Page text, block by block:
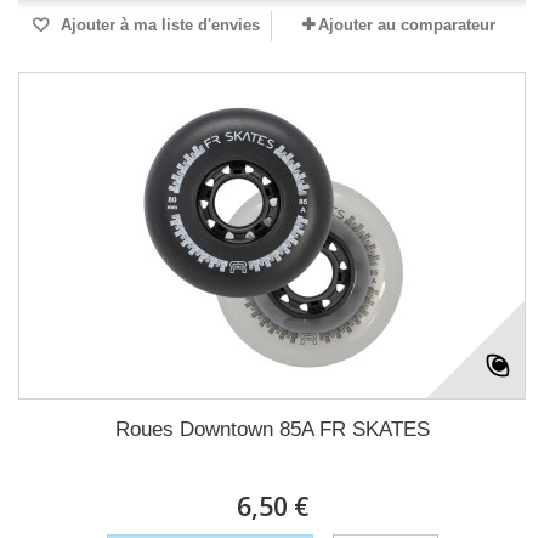
Ajouter à ma liste d'envies Ajouter au comparateur
Roues Downtown 85A FR SKATES
6,50 €